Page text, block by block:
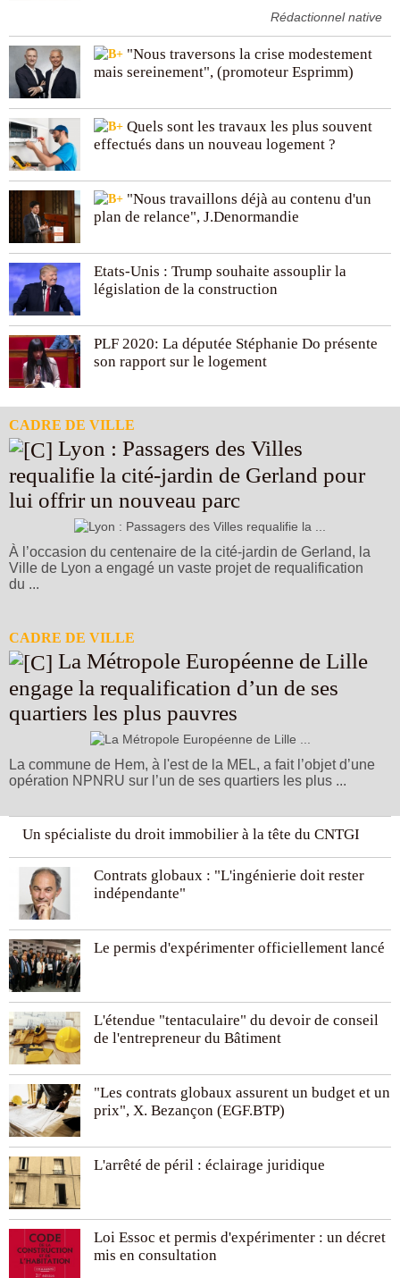
Rédactionnel native
"Nous traversons la crise modestement
mais sereinement", (promoteur Esprimm)
Quels sont les travaux les plus souvent
effectués dans un nouveau logement ?
"Nous travaillons déjà au contenu d'un
plan de relance", J.Denormandie
Etats-Unis : Trump souhaite assouplir la
législation de la construction
PLF 2020: La députée Stéphanie Do présente
son rapport sur le logement
CADRE DE VILLE
requalifie la cité-jardin de Gerland pour
lui offrir un nouveau parc
À l’occasion du centenaire de la cité-jardin de Gerland, la
Ville de Lyon a engagé un vaste projet de requalification
du ...
CADRE DE VILLE
engage la requalification d’un de ses
quartiers les plus pauvres
La commune de Hem, à l'est de la MEL, a fait l’objet d’une
opération NPNRU sur l’un de ses quartiers les plus ...
Un spécialiste du droit immobilier à la tête du CNTGI
Contrats globaux : "L'ingénierie doit rester
indépendante"
Le permis d'expérimenter officiellement lancé
L'étendue "tentaculaire" du devoir de conseil
de l'entrepreneur du Bâtiment
"Les contrats globaux assurent un budget et un
prix", X. Bezançon (EGF.BTP)
L'arrêté de péril : éclairage juridique
Loi Essoc et permis d'expérimenter : un décret
mis en consultation